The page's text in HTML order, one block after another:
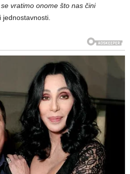
vratimo onome što nas čini